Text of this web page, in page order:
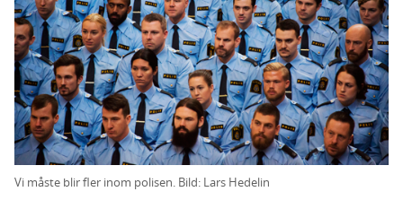
Vi måste blir fler inom polisen. Bild: Lars Hedelin